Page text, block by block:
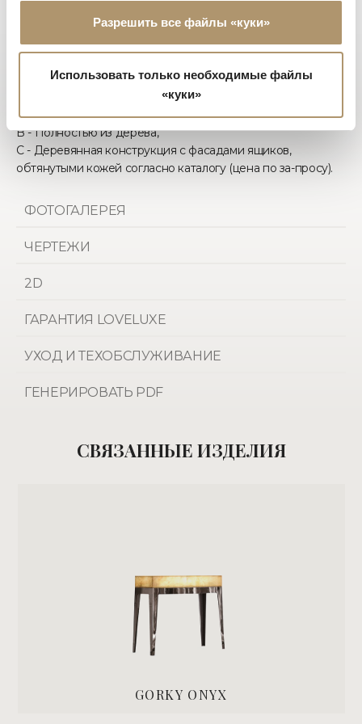
Разрешить все файлы «куки»
Использовать только необходимые файлы
«куки»
глянцевый хром, глянцевый черный хром, матовая
сатинированная бронза, глянцевое розовое золото,
Ручка: мрамора на выбор, бронзированное железо или
глянцевый черный хром.Ниже указаны возможные версии:
A - Полностью обтянута кожей согласно каталогу,
B - Полностью из дерева,
C - Деревянная конструкция с фасадами ящиков,
обтянутыми кожей согласно каталогу (цена по за-просу).
ФОТОГАЛЕРЕЯ
ЧЕРТЕЖИ
2D
ГАРАНТИЯ LOVELUXE
УХОД И ТЕХОБСЛУЖИВАНИЕ
ГЕНЕРИРОВАТЬ PDF
СВЯЗАННЫЕ ИЗДЕЛИЯ
GORKY ONYX